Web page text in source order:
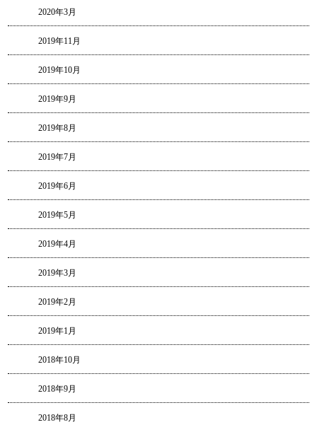
2020年3月
2019年11月
2019年10月
2019年9月
2019年8月
2019年7月
2019年6月
2019年5月
2019年4月
2019年3月
2019年2月
2019年1月
2018年10月
2018年9月
2018年8月